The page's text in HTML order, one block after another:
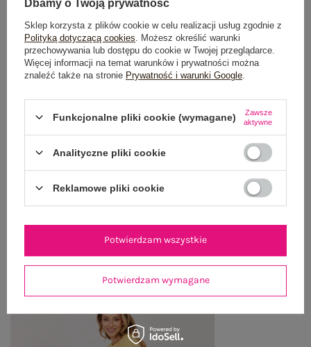
OPIS PRODUKTU
GŁÓWNE PARAMETRY
OPINIE O PRODUKCIE (2)
WYSYŁKA I DOSTAWA
OSTATNIO OGLĄDANE
Zobacz wszystko
Dbamy o Twoją prywatność
Sklep korzysta z plików cookie w celu realizacji usług zgodnie z
Polityką dotyczącą cookies . Możesz określić warunki
przechowywania lub dostępu do cookie w Twojej przeglądarce.
Więcej informacji na temat warunków i prywatności można
znaleźć także na stronie Prywatność i warunki Google
Funkcjonalne pliki cookie (wymagane)
Zawsze
aktywne
Analityczne pliki cookie
Reklamowe pliki cookie
Potwierdzam wymagane
Potwierdzam wszystkie